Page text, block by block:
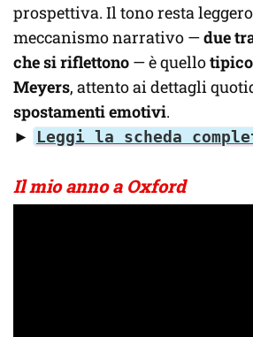
prospettiva. Il tono resta
meccanismo narrativo —due
che si riflettono — è quello
Meyers, attento ai dettagli
spostamenti emotivi.
►
Leggi la scheda
Il mio anno a Oxford